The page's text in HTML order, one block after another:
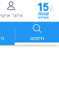
איזור אישי
חיפוש